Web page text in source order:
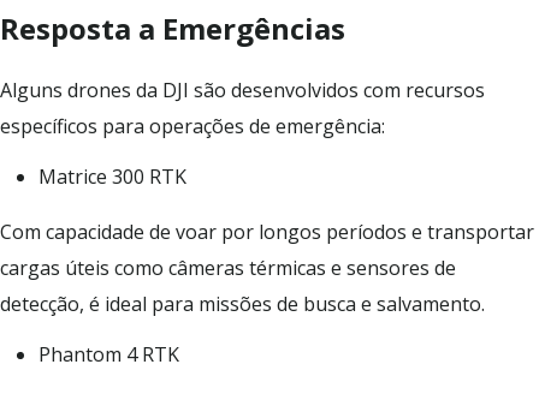
Resposta a Emergências
Alguns drones da DJI são desenvolvidos com recursos
específicos para operações de emergência:
Matrice 300 RTK
Com capacidade de voar por longos períodos e transportar
cargas úteis como câmeras térmicas e sensores de
detecção, é ideal para missões de busca e salvamento.
Phantom 4 RTK